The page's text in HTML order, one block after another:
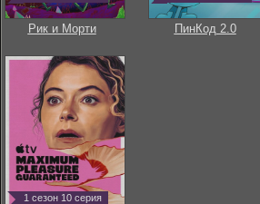
Рик и Морти ПинКод 2.0
1 сезон 10 серия